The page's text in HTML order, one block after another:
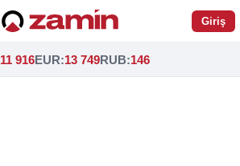
Giriş
11 916EUR:13 749RUB:146